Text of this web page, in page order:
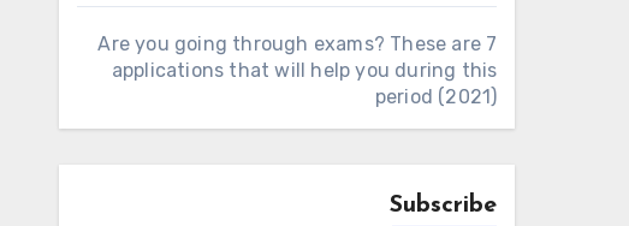
Are you going through exams? These are 7
applications that will help you during this
period (2021)
Subscribe